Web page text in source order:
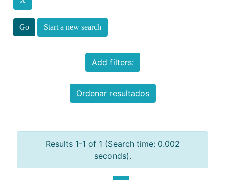
Start a new search
Add filters:
Ordenar resultados
Results 1-1 of 1 (Search time: 0.002
seconds).